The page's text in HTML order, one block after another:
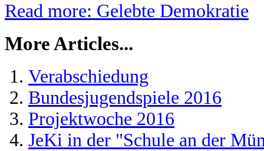
Read more: Gelebte Demokratie
More Articles...
Verabschiedung
Bundesjugendspiele 2016
Projektwoche 2016
JeKi in der "Schule an der